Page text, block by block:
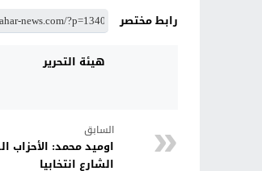
رابط مختصر
هيئة التحرير
السابق
اوميد محمد: الأحزاب
الشارع انتخابيا